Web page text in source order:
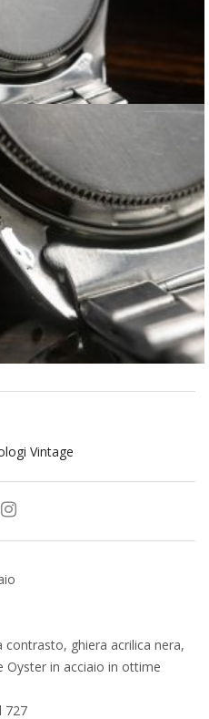
Vintage
ghiera acrilica nera,
Oyster in acciaio in ottime
727